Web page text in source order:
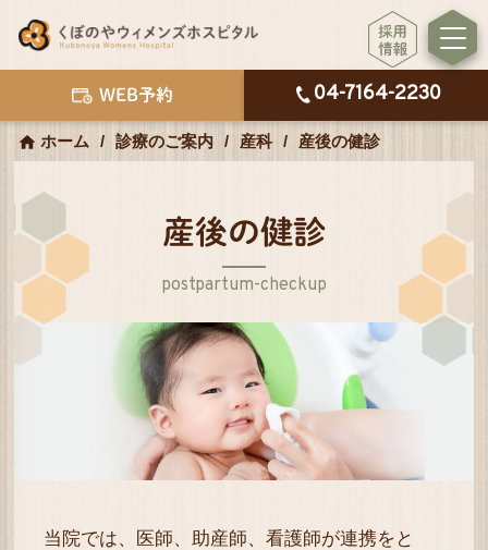
WEB予約 04-7164-2230
ホーム 診療のご案内 産科 産後の健診
産後の健診
postpartum-checkup
当院では、医師、助産師、看護師が連携をと